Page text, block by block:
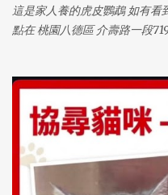
這是家人養的虎皮鸚鵡 如有看
點在 桃園八德區 介壽路一段